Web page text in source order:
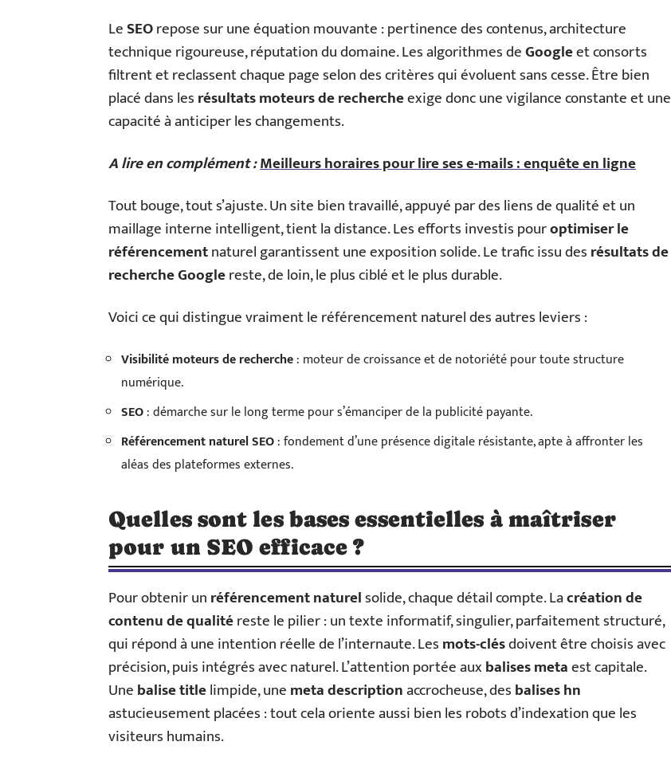
LeSEOrepose sur une équation mouvante : pertinence des contenus, architecture
technique rigoureuse, réputation du domaine. Les algorithmes deGoogleet consorts
filtrent et reclassent chaque page selon des critères qui évoluent sans cesse. Être bien
placé dans lesrésultats moteurs de rechercheexige donc une vigilance constante et une
capacité à anticiper les changements.
A lire en complément :Meilleurs horaires pour lire ses e-mails : enquête en ligne
Tout bouge, tout s’ajuste. Un site bien travaillé, appuyé par des liens de qualité et un
maillage interne intelligent, tient la distance. Les efforts investis pouroptimiser le
référencementnaturel garantissent une exposition solide. Le trafic issu desrésultats de
recherche Googlereste, de loin, le plus ciblé et le plus durable.
Voici ce qui distingue vraiment le référencement naturel des autres leviers :
Visibilité moteurs de recherche: moteur de croissance et de notoriété pour toute structure
numérique.
SEO: démarche sur le long terme pour s’émanciper de la publicité payante.
Référencement naturel SEO: fondement d’une présence digitale résistante, apte à affronter les
aléas des plateformes externes.
Quelles sont les bases essentielles à maîtriser
pour un SEO efficace ?
Pour obtenir unréférencement naturelsolide, chaque détail compte. Lacréation de
contenu de qualitéreste le pilier : un texte informatif, singulier, parfaitement structuré,
qui répond à une intention réelle de l’internaute. Lesmots-clésdoivent être choisis avec
précision, puis intégrés avec naturel. L’attention portée auxbalises metaest capitale.
Unebalise titlelimpide, unemeta descriptionaccrocheuse, desbalises hn
astucieusement placées : tout cela oriente aussi bien les robots d’indexation que les
visiteurs humains.